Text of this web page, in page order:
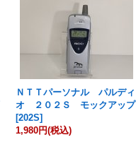
ＮＴＴパーソナル パルディ
オ ２０２Ｓ モックアップ
[202S]
1,980円(税込)